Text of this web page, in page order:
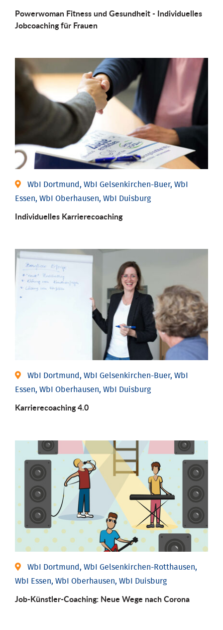
Powerwoman Fitness und Gesund­heit - Individu­elles
Job­coaching für Frauen
WbI Dortmund, WbI Gelsenkirchen-Buer, WbI
Essen, WbI Oberhausen, WbI Duisburg
Individu­elles Karrierecoaching
WbI Dortmund, WbI Gelsenkirchen-Buer, WbI
Essen, WbI Oberhausen, WbI Duisburg
Karriere­coaching 4.0
WbI Dortmund, WbI Gelsenkirchen-Rotthausen,
WbI Essen, WbI Oberhausen, WbI Duisburg
Job-Künstler-Coaching: Neue Wege nach Corona